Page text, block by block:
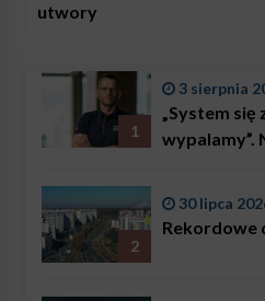
utwory
1
3 sierpnia
„System się
wypalamy”.
problemem
2
30 lipca
Rekordowe